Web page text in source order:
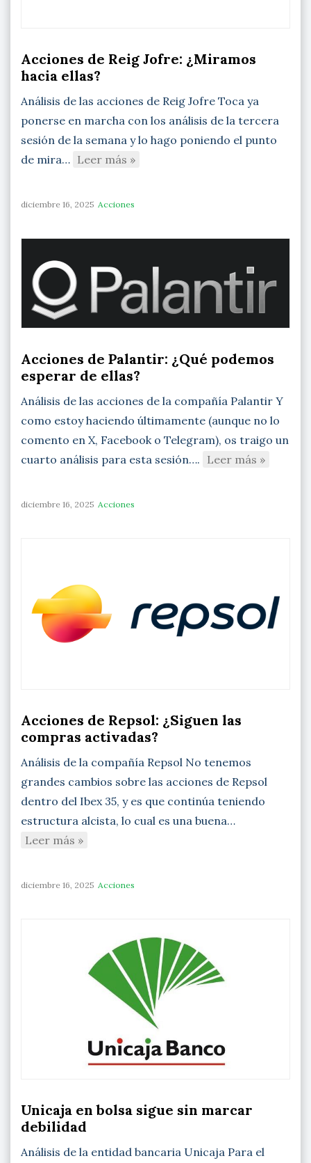
Acciones de Reig Jofre: ¿Miramos
hacia ellas?
Análisis de las acciones de Reig Jofre Toca ya
ponerse en marcha con los análisis de la tercera
sesión de la semana y lo hago poniendo el punto
de mira… Leer más »
diciembre 16, 2025 Acciones
Acciones de Palantir: ¿Qué podemos
esperar de ellas?
Análisis de las acciones de la compañía Palantir Y
como estoy haciendo últimamente (aunque no lo
comento en X, Facebook o Telegram), os traigo un
cuarto análisis para esta sesión…. Leer más »
diciembre 16, 2025 Acciones
Acciones de Repsol: ¿Siguen las
compras activadas?
Análisis de la compañía Repsol No tenemos
grandes cambios sobre las acciones de Repsol
dentro del Ibex 35, y es que continúa teniendo
estructura alcista, lo cual es una buena…
Leer más »
diciembre 16, 2025 Acciones
Unicaja en bolsa sigue sin marcar
debilidad
Análisis de la entidad bancaria Unicaja Para el